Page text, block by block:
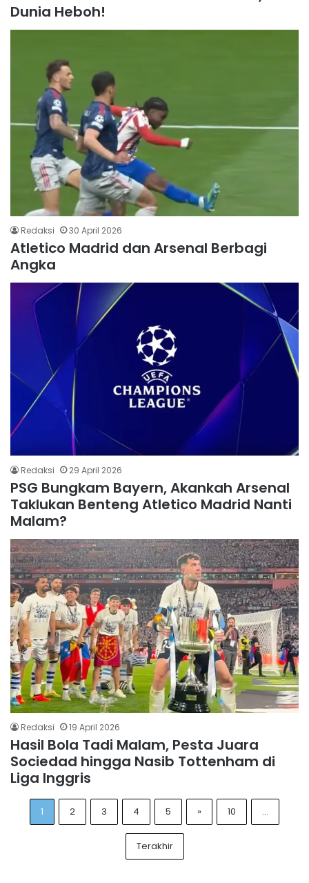
Dunia Heboh!
Redaksi 30 April 2026
Atletico Madrid dan Arsenal Berbagi
Angka
Redaksi 29 April 2026
PSG Bungkam Bayern, Akankah Arsenal
Taklukan Benteng Atletico Madrid Nanti
Malam?
Redaksi 19 April 2026
Hasil Bola Tadi Malam, Pesta Juara
Sociedad hingga Nasib Tottenham di
Liga Inggris
1 2 3 4 5 » 10 ...
Terakhir